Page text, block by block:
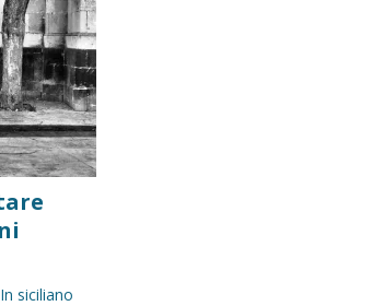
siciliano